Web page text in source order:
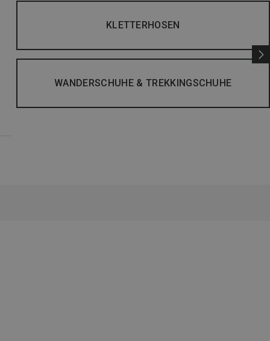
KLETTERHOSEN
WANDERSCHUHE & TREKKINGSCHUHE